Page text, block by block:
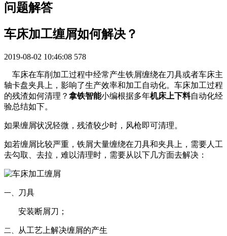
问题解答
车床加工缠屑如何解决？
2019-08-02 10:46:08 578
车床在车削加工过程中经常产生铁屑缠绕在刀具或者车床主
轴卡盘夹具上，影响了生产效率和加工自动化。车床加工过程
的残渣如何清理？ 拿铁智能小编根据多年机床上下料自动化经
验总结如下。
如果缠屑状况轻微，残渣较少时，风枪即可清理。
如若缠屑比较严重，铁屑大量缠绕在刀具和夹具上，需要人工
去勾取、去拉，难以清理时，需要从以下几方面去解决：
一、 刀具
安装断屑刀；
二、 从工艺上解决缠屑的产生